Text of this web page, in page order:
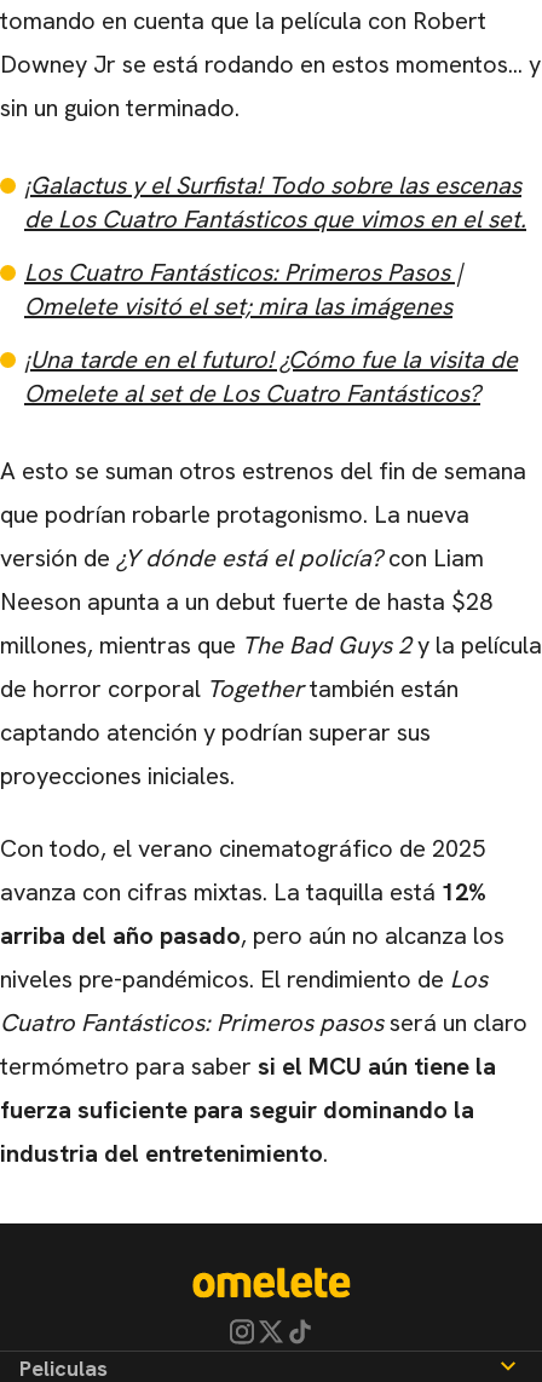
tomando en cuenta que la película con Robert
Downey Jr se está rodando en estos momentos... y
sin un guion terminado.
¡Galactus y el Surfista! Todo sobre las escenas
de Los Cuatro Fantásticos que vimos en el set.
Los Cuatro Fantásticos: Primeros Pasos |
Omelete visitó el set; mira las imágenes
¡Una tarde en el futuro! ¿Cómo fue la visita de
Omelete al set de Los Cuatro Fantásticos?
A esto se suman otros estrenos del fin de semana
que podrían robarle protagonismo. La nueva
versión de ¿Y dónde está el policía?con Liam
Neeson apunta a un debut fuerte de hasta $28
millones, mientras que The Bad Guys 2y la película
de horror corporal Togethertambién están
captando atención y podrían superar sus
proyecciones iniciales.
Con todo, el verano cinematográfico de 2025
avanza con cifras mixtas. La taquilla está 12%
arriba del año pasado, pero aún no alcanza los
niveles pre-pandémicos. El rendimiento de Los
Cuatro Fantásticos: Primeros pasosserá un claro
termómetro para saber si el MCU aún tiene la
fuerza suficiente para seguir dominando la
industria del entretenimiento.
Peliculas